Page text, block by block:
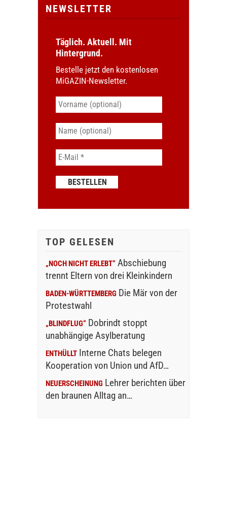
NEWSLETTER
Täglich. Aktuell. Mit
Hintergrund.
Bestelle jetzt den kostenlosen
MiGAZIN-Newsletter.
TOP GELESEN
„NOCH NICHT ERLEBT“ Abschiebung
trennt Eltern von drei Kleinkindern
BADEN-WÜRTTEMBERG Die Mär von der
Protestwahl
„BLINDFLUG“ Dobrindt stoppt
unabhängige Asylberatung
ENTHÜLLT Interne Chats belegen
Kooperation von Union und AfD…
NEUERSCHEINUNG Lehrer berichten über
den braunen Alltag an…